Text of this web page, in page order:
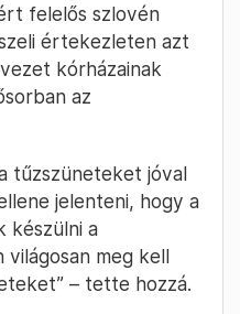
felelős szlovén
értekezleten azt
kórházainak
az
tűzszüneteket jóval
jelenteni, hogy a
készülni a
világosan meg kell
– tette hozzá.